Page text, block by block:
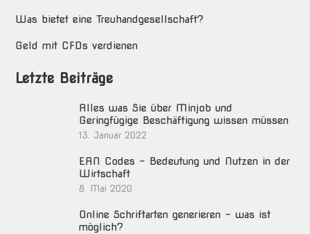
Was bietet eine Treuhandgesellschaft?
Geld mit CFDs verdienen
Letzte Beiträge
Alles was Sie über Minjob und
Geringfügige Beschäftigung wissen müssen
13. Januar 2022
EAN Codes – Bedeutung und Nutzen in der
Wirtschaft
8. Mai 2020
Online Schriftarten generieren – was ist
möglich?